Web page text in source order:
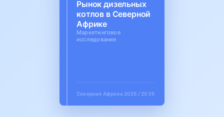
Рынок дизельных
котлов в Северной
Африке
Маркетинговое
исследование
Северная Африка 2025 / 2035